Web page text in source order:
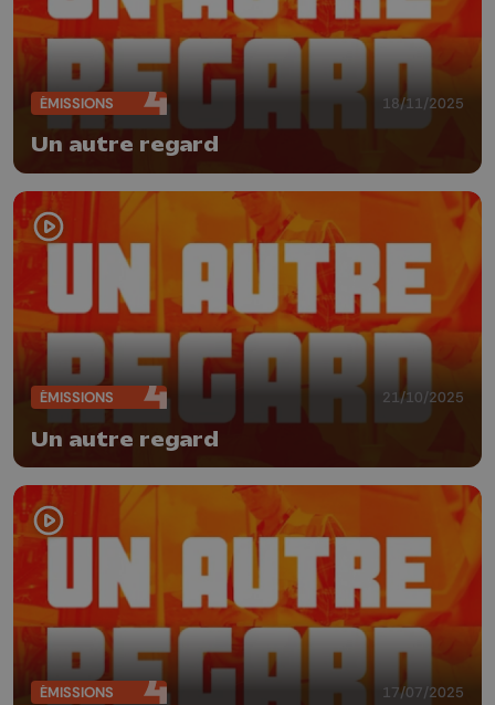
ÉMISSIONS 18/11/2025
Un autre regard
ÉMISSIONS 21/10/2025
Un autre regard
ÉMISSIONS 17/07/2025